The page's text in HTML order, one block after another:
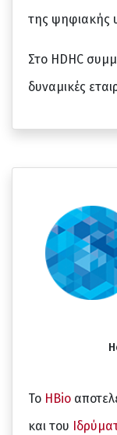
της ψηφιακής
Στο HDHC
δυναμικές
To HBio
και του